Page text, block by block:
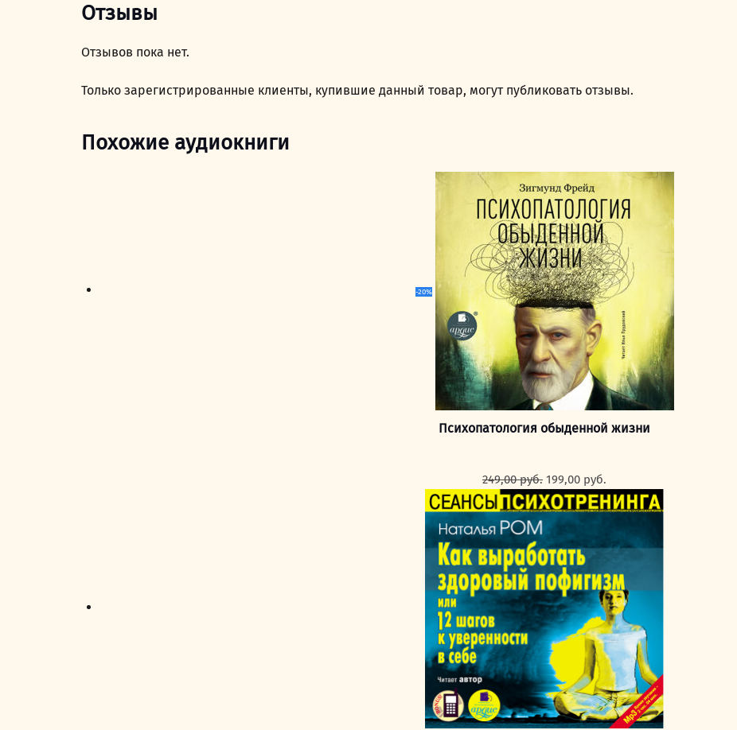
Отзывы
Отзывов пока нет.
Только зарегистрированные клиенты, купившие данный товар, могут публиковать отзывы.
Похожие аудиокниги
-20%
Психопатология обыденной жизни
249,00руб. Первоначальная
цена
составляла
249,00 руб..
199,00 руб.
цена:
199,00 руб..